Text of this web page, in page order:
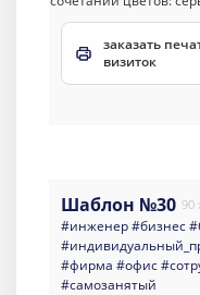
заказать
визиток
Шаблон №30 90
#инженер#бизнес
#фирма #офис
#самозанятый